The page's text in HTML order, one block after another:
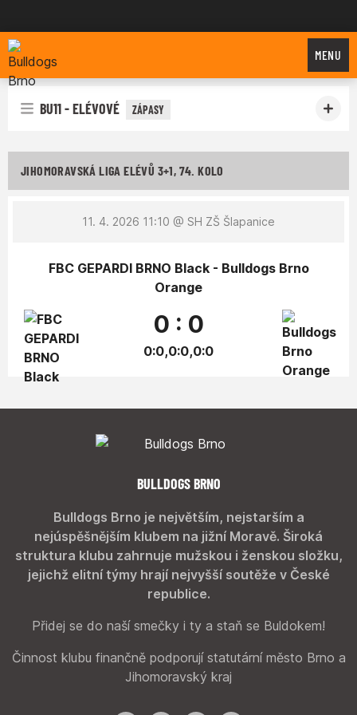
Bulldogs Brno
MENU
BU11 - ELÉVOVÉ ZÁPASY
JIHOMORAVSKÁ LIGA ELÉVŮ 3+1, 74. KOLO
11. 4. 2026 11:10 @ SH ZŠ Šlapanice
FBC GEPARDI BRNO Black - Bulldogs Brno
Orange
0 : 0
0:0,0:0,0:0
BULLDOGS BRNO
Bulldogs Brno je největším, nejstarším a
nejúspěšnějším klubem na jižní Moravě. Široká
struktura klubu zahrnuje mužskou i ženskou složku,
jejichž elitní týmy hrají nejvyšší soutěže v České
republice.
Přidej se do naší smečky i ty a staň se Buldokem!
Činnost klubu finančně podporují statutární město Brno a
Jihomoravský kraj